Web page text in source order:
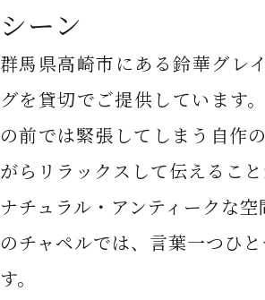
シーン
群馬県高崎市にある鈴華グレ
グを貸切でご提供しています
の前では緊張してしまう自作
がらリラックスして伝えること
ナチュラル・アンティークな空
のチャペルでは、言葉一つひ
す。